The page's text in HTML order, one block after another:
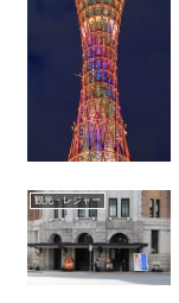
観光・レジャー